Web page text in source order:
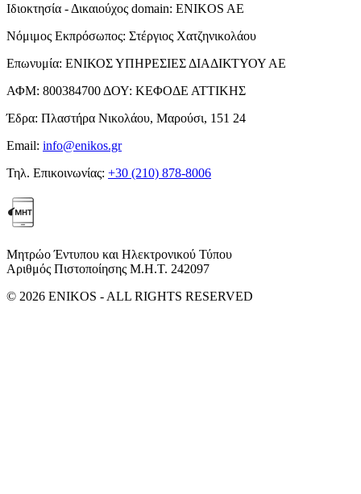
Ιδιοκτησία - Δικαιούχος domain: ENIKOS AE
Νόμιμος Εκπρόσωπος: Στέργιος Χατζηνικολάου
Επωνυμία: ΕΝΙΚΟΣ ΥΠΗΡΕΣΙΕΣ ΔΙΑΔΙΚΤΥΟΥ ΑΕ
ΑΦΜ: 800384700 ΔΟΥ: ΚΕΦΟΔΕ ΑΤΤΙΚΗΣ
Έδρα: Πλαστήρα Νικολάου, Μαρούσι, 151 24
Email: info@enikos.gr
Τηλ. Επικοινωνίας: +30 (210) 878-8006
Μητρώο Έντυπου και Ηλεκτρονικού Τύπου
Αριθμός Πιστοποίησης Μ.Η.Τ. 242097
© 2026 ENIKOS - ALL RIGHTS RESERVED